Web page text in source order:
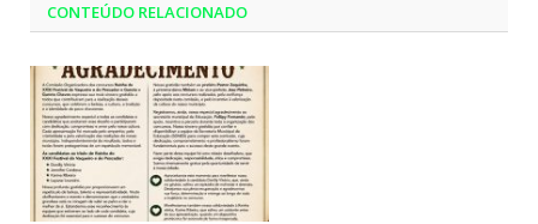
CONTEÚDO RELACIONADO